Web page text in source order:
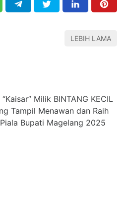
LEBIH LAMA
Milik BINTANG KECIL
Tampil Menawan dan Raih
Bupati Magelang 2025